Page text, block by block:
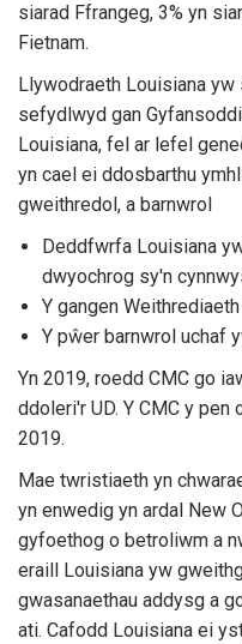
siarad Ffrangeg, 3% yn
Fietnam.
Llywodraeth Louisiana
sefydlwyd gan
Louisiana, fel ar lefel
yn cael ei ddosbarthu
gweithredol, a barnwrol
Deddfwrfa Louisiana
dwyochrog sy'n
Y gangen
Y pŵer barnwrol uchaf
Yn 2019, roedd CMC go
ddoleri'r UD. Y CMC y
2019.
Mae twristiaeth yn
yn enwedig yn ardal New
gyfoethog o betroliwm a
eraill Louisiana yw
gwasanaethau addysg a
ati. Cafodd Louisiana ei